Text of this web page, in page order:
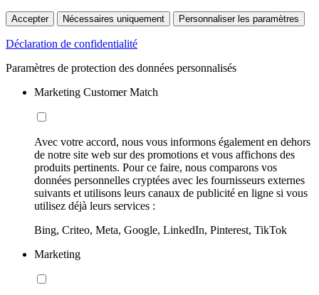
Accepter Nécessaires uniquement Personnaliser les paramètres
Déclaration de confidentialité
Paramètres de protection des données personnalisés
Marketing Customer Match
Avec votre accord, nous vous informons également en dehors
de notre site web sur des promotions et vous affichons des
produits pertinents. Pour ce faire, nous comparons vos
données personnelles cryptées avec les fournisseurs externes
suivants et utilisons leurs canaux de publicité en ligne si vous
utilisez déjà leurs services :
Bing, Criteo, Meta, Google, LinkedIn, Pinterest, TikTok
Marketing